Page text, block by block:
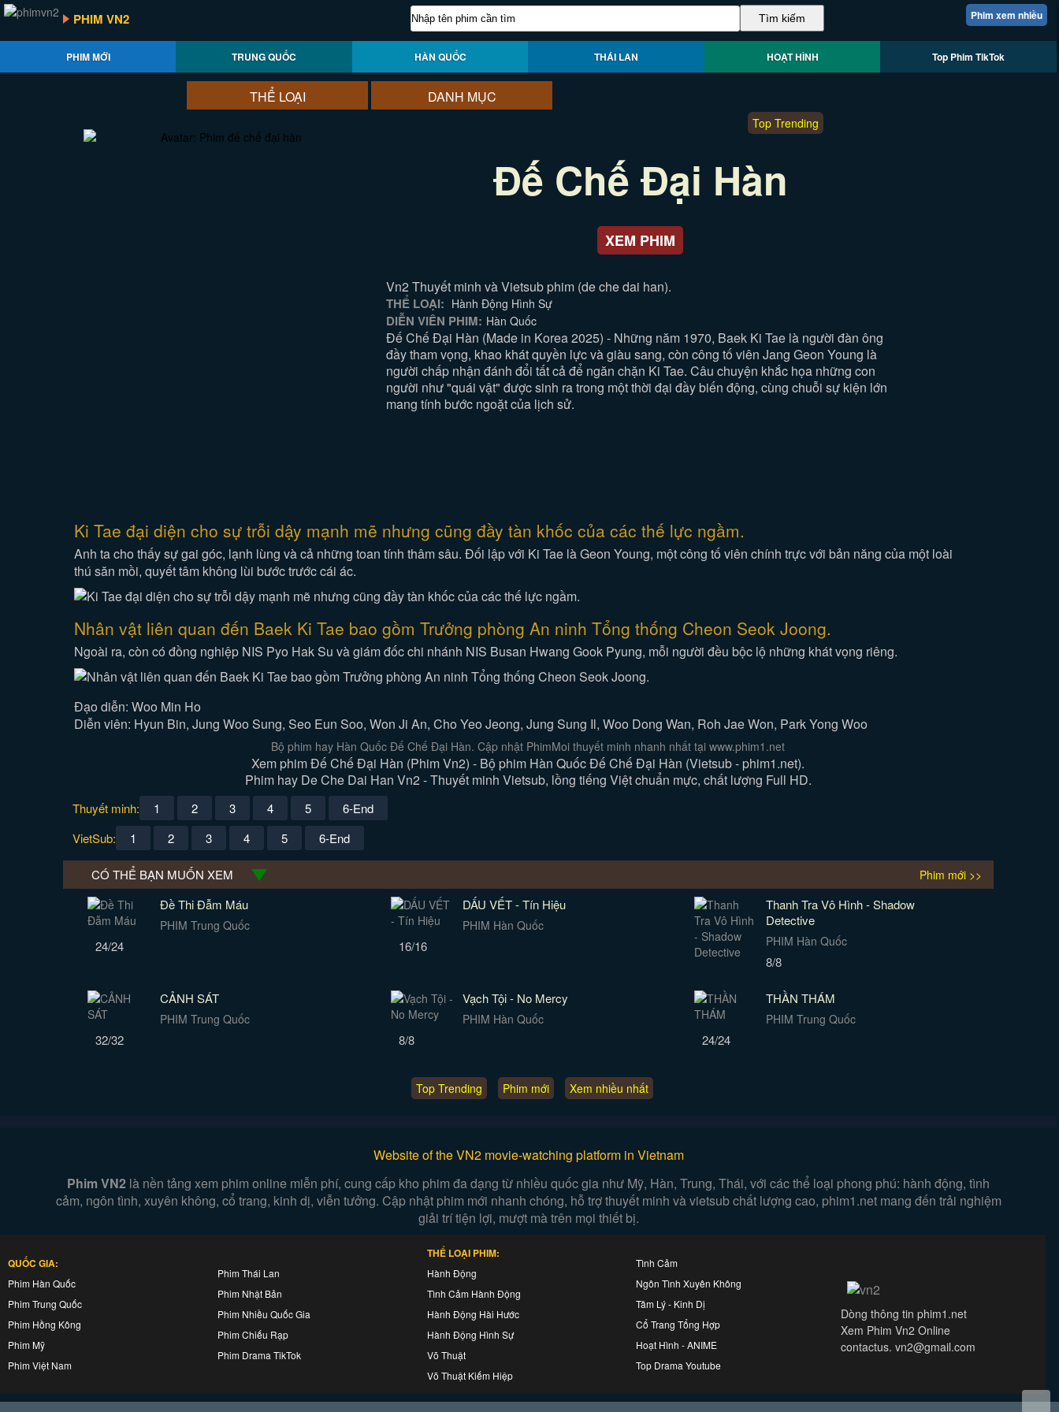
Phim xem nhiều
PHIM VN2
PHIM MỚI TRUNG QUỐC HÀN QUỐC THÁI LAN HOẠT HÌNH Top Phim TikTok
THỂ LOẠI DANH MỤC
Top Trending
Đế Chế Đại Hàn
XEM PHIM
Vn2 Thuyết minh và Vietsub phim (de che dai han).
THỂ LOẠI: Hành Động Hình Sự
DIỄN VIÊN PHIM: Hàn Quốc
Đế Chế Đại Hàn (Made in Korea 2025) - Những năm 1970, Baek Ki Tae là người đàn ông
đầy tham vọng, khao khát quyền lực và giàu sang, còn công tố viên Jang Geon Young là
người chấp nhận đánh đổi tất cả để ngăn chặn Ki Tae. Câu chuyện khắc họa những con
người như "quái vật" được sinh ra trong một thời đại đầy biến động, cùng chuỗi sự kiện lớn
mang tính bước ngoặt của lịch sử.
Ki Tae đại diện cho sự trỗi dậy mạnh mẽ nhưng cũng đầy tàn khốc của các thế lực ngầm.
Anh ta cho thấy sự gai góc, lạnh lùng và cả những toan tính thâm sâu. Đối lập với Ki Tae là Geon Young, một công tố viên chính trực với bản năng của một loài
thú săn mồi, quyết tâm không lùi bước trước cái ác.
Nhân vật liên quan đến Baek Ki Tae bao gồm Trưởng phòng An ninh Tổng thống Cheon Seok Joong.
Ngoài ra, còn có đồng nghiệp NIS Pyo Hak Su và giám đốc chi nhánh NIS Busan Hwang Gook Pyung, mỗi người đều bộc lộ những khát vọng riêng.
Đạo diễn: Woo Min Ho
Diễn viên: Hyun Bin, Jung Woo Sung, Seo Eun Soo, Won Ji An, Cho Yeo Jeong, Jung Sung Il, Woo Dong Wan, Roh Jae Won, Park Yong Woo
Bộ phim hay Hàn Quốc Đế Chế Đại Hàn. Cập nhật PhimMoi thuyết minh nhanh nhất tại www.phim1.net
Xem phim Đế Chế Đại Hàn (Phim Vn2) - Bộ phim Hàn Quốc Đế Chế Đại Hàn (Vietsub - phim1.net).
Phim hay De Che Dai Han Vn2 - Thuyết minh Vietsub, lồng tiếng Việt chuẩn mực, chất lượng Full HD.
Thuyết minh: 1 2 3 4 5
6-End
VietSub:
1 2 3 4 5 6-End
CÓ THỂ BẠN MUỐN XEM Phim mới >>
Đề Thi Đẫm Máu
PHIM Trung Quốc
24/24
DẤU VẾT - Tín Hiệu
PHIM Hàn Quốc
16/16
Thanh Tra Vô Hình - Shadow
Detective
PHIM Hàn Quốc
8/8
CẢNH SÁT
PHIM Trung Quốc
32/32
Vạch Tội - No Mercy
PHIM Hàn Quốc
8/8
THẦN THÁM
PHIM Trung Quốc
24/24
Top Trending Phim mới Xem nhiều nhất
Website of the VN2 movie-watching platform in Vietnam
Phim VN2 là nền tảng xem phim online miễn phí, cung cấp kho phim đa dạng từ nhiều quốc gia như Mỹ, Hàn, Trung, Thái, với các thể loại phong phú: hành động, tình
cảm, ngôn tình, xuyên không, cổ trang, kinh dị, viễn tưởng. Cập nhật phim mới nhanh chóng, hỗ trợ thuyết minh và vietsub chất lượng cao, phim1.net mang đến trải nghiệm
giải trí tiện lợi, mượt mà trên mọi thiết bị.
QUỐC GIA:
Phim Hàn Quốc
Phim Trung Quốc
Phim Hồng Kông
Phim Mỹ
Phim Việt Nam
Phim Thái Lan
Phim Nhật Bản
Phim Nhiều Quốc Gia
Phim Chiếu Rạp
Phim Drama TikTok
THỂ LOẠI PHIM:
Hành Động
Tình Cảm Hành Động
Hành Động Hài Hước
Hành Động Hình Sự
Võ Thuật
Võ Thuật Kiếm Hiệp
Tình Cảm
Ngôn Tình Xuyên Không
Tâm Lý - Kinh Dị
Cổ Trang Tổng Hợp
Hoạt Hình - ANIME
Top Drama Youtube
Dòng thông tin phim1.net
Xem Phim Vn2 Online
contactus. vn2@gmail.com